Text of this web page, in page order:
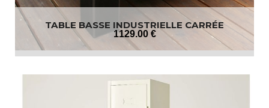
TABLE BASSE INDUSTRIELLE CARRÉE
1129.00 €